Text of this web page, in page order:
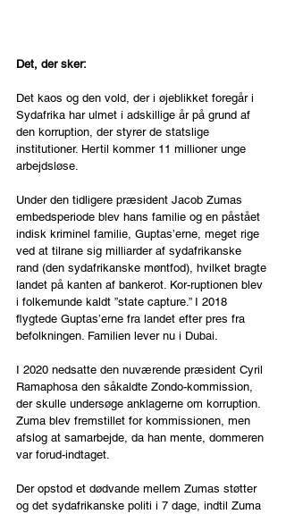
Det, der sker:
Det kaos og den vold, der i øjeblikket foregår i
Sydafrika har ulmet i adskillige år på grund af
den korruption, der styrer de statslige
institutioner. Hertil kommer 11 millioner unge
arbejdsløse.
Under den tidligere præsident Jacob Zumas
embedsperiode blev hans familie og en påstået
indisk kriminel familie, Guptas’erne, meget rige
ved at tilrane sig milliarder af sydafrikanske
rand (den sydafrikanske møntfod), hvilket bragte
landet på kanten af bankerot. Kor-ruptionen blev
i folkemunde kaldt ”state capture.” I 2018
flygtede Guptas’erne fra landet efter pres fra
befolkningen. Familien lever nu i Dubai.
I 2020 nedsatte den nuværende præsident Cyril
Ramaphosa den såkaldte Zondo-kommission,
der skulle undersøge anklagerne om korruption.
Zuma blev fremstillet for kommissionen, men
afslog at samarbejde, da han mente, dommeren
var forud-indtaget.
Der opstod et dødvande mellem Zumas støtter
og det sydafrikanske politi i 7 dage, indtil Zuma